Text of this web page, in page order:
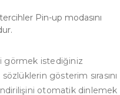
Pin-up modasını
görmek istediğiniz
gösterim sırasını
otomatik dinlemek